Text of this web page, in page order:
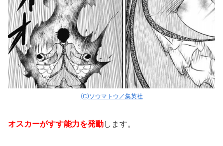
(C)ソウマトウ／集英社
オスカーがすす能力を発動します。